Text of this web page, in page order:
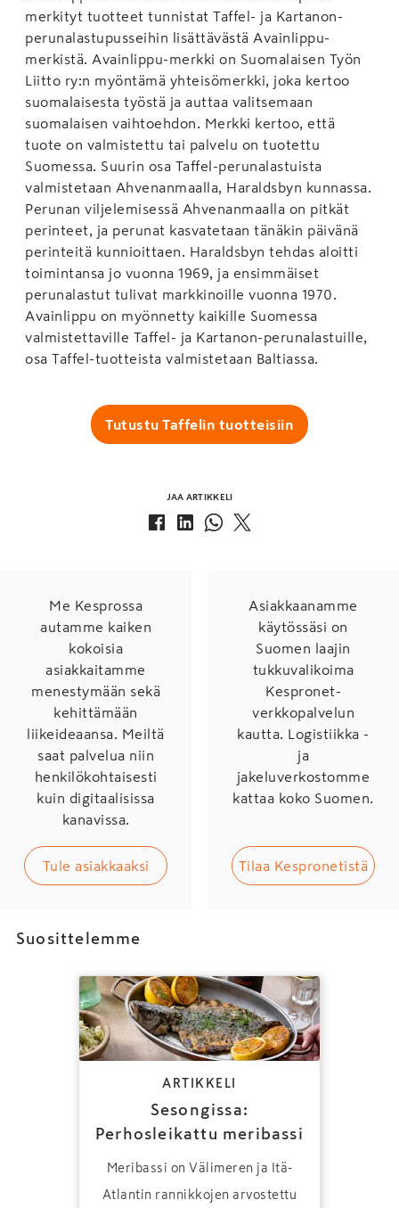
merkityt tuotteet tunnistat Taffel- ja Kartanon-
perunalastupusseihin lisättävästä Avainlippu-
merkistä. Avainlippu-merkki on Suomalaisen Työn
Liitto ry:n myöntämä yhteisömerkki, joka kertoo
suomalaisesta työstä ja auttaa valitsemaan
suomalaisen vaihtoehdon. Merkki kertoo, että
tuote on valmistettu tai palvelu on tuotettu
Suomessa. Suurin osa Taffel-perunalastuista
valmistetaan Ahvenanmaalla, Haraldsbyn kunnassa.
Perunan viljelemisessä Ahvenanmaalla on pitkät
perinteet, ja perunat kasvatetaan tänäkin päivänä
perinteitä kunnioittaen. Haraldsbyn tehdas aloitti
toimintansa jo vuonna 1969, ja ensimmäiset
perunalastut tulivat markkinoille vuonna 1970.
Avainlippu on myönnetty kaikille Suomessa
valmistettaville Taffel- ja Kartanon-perunalastuille,
osa Taffel-tuotteista valmistetaan Baltiassa.
Tutustu Taffelin tuotteisiin
JAA ARTIKKELI
Me Kesprossa
autamme kaiken
kokoisia
asiakkaitamme
menestymään sekä
kehittämään
liikeideaansa. Meiltä
saat palvelua niin
henkilökohtaisesti
kuin digitaalisissa
kanavissa.
Tule asiakkaaksi
Asiakkaanamme
käytössäsi on
Suomen laajin
tukkuvalikoima
Kespronet-
verkkopalvelun
kautta. Logistiikka -
ja
jakeluverkostomme
kattaa koko Suomen.
Tilaa Kespronetistä
Suosittelemme
ARTIKKELI
Sesongissa:
Perhosleikattu meribassi
Meribassi on Välimeren ja Itä-
Atlantin rannikkojen arvostettu